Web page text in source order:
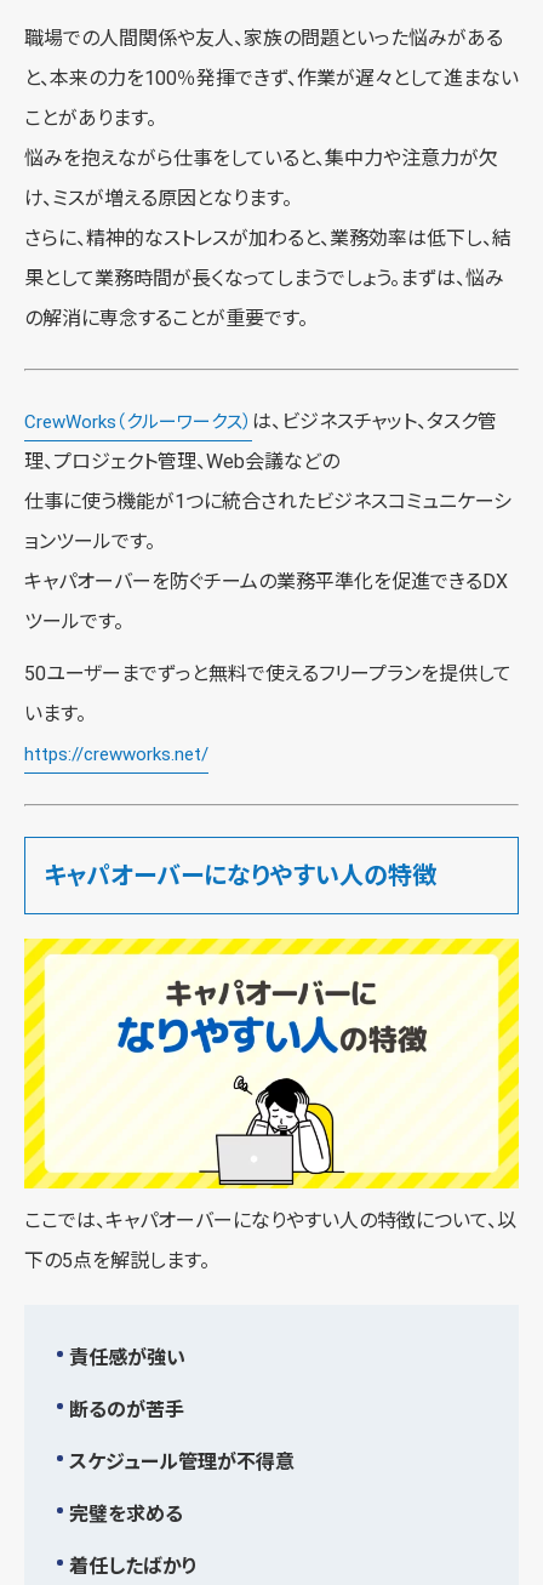
職場での人間関係や友人、家族の問題といった悩みがある
と、本来の力を100％発揮できず、作業が遅々として進まない
ことがあります。
悩みを抱えながら仕事をしていると、集中力や注意力が欠
け、ミスが増える原因となります。
さらに、精神的なストレスが加わると、業務効率は低下し、結
果として業務時間が長くなってしまうでしょう。まずは、悩み
の解消に専念することが重要です。
CrewWorks（クルーワークス） は、ビジネスチャット、タスク管
理、プロジェクト管理、Web会議などの
仕事に使う機能が1つに統合されたビジネスコミュニケーシ
ョンツールです。
キャパオーバーを防ぐチームの業務平準化を促進できるDX
ツールです。
50ユーザーまでずっと無料で使えるフリープランを提供して
います。
https://crewworks.net/
キャパオーバーになりやすい人の特徴
ここでは、キャパオーバーになりやすい人の特徴について、以
下の5点を解説します。
責任感が強い
断るのが苦手
スケジュール管理が不得意
完璧を求める
着任したばかり